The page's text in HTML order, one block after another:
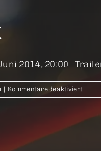
2014, 20:00
| Kommentare deaktiviert